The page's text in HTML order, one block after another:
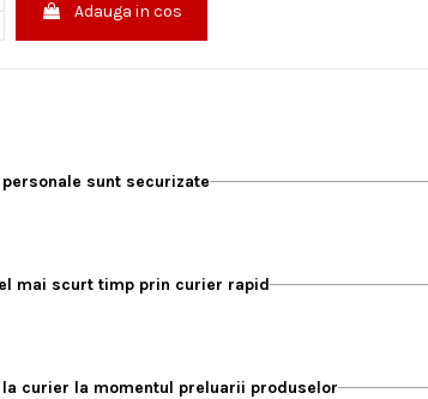
Adauga in cos
personale sunt securizate
mai scurt timp prin curier rapid
curier la momentul preluarii produselor